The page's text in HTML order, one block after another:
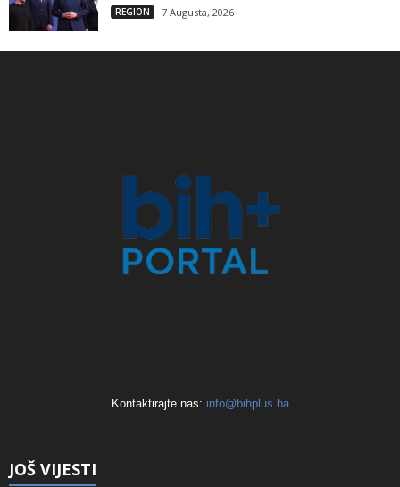
REGION 7 Augusta, 2026
Kontaktirajte nas: info@bihplus.ba
JOŠ VIJESTI